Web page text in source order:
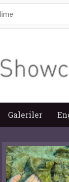
Galeriler